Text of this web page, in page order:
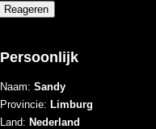
Persoonlijk
Naam: Sandy
Provincie: Limburg
Land: Nederland